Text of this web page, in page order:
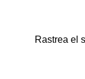
Rastrea el